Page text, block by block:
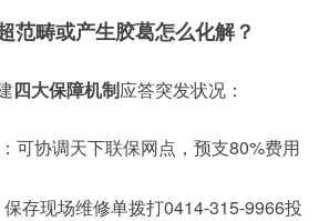
范畴或产生胶葛怎么化解？
四大保障机制应答突发状况：
：可协调天下联保网点，预支80%费用
保存现场维修单拨打0414-315-9966投